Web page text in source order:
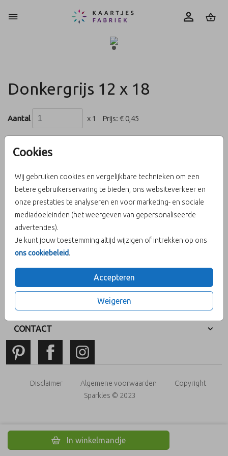
Cookies
Wij gebruiken cookies en vergelijkbare technieken om een
betere gebruikerservaring te bieden, ons websiteverkeer en
onze prestaties te analyseren en voor marketing- en sociale
mediadoeleinden (het weergeven van gepersonaliseerde
advertenties).
Je kunt jouw toestemming altijd wijzigen of intrekken op ons
ons cookiebeleid.
Accepteren
Weigeren
Donkergrijs 12 x 18
Aantal x 1 Prijs: € 0,45
In winkelmandje
donkergrijs 12 x 18
Prijs: € 0,45 per 1
MENU
CONTACT
Disclaimer Algemene voorwaarden
Copyright
Sparkles © 2023